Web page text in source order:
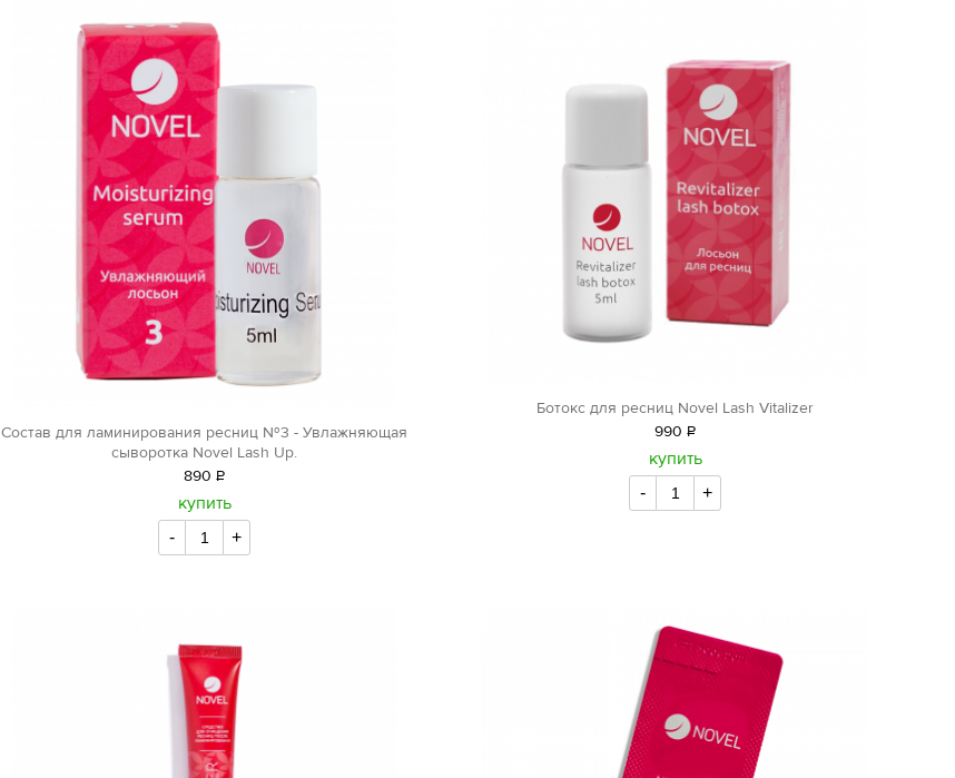
Состав для ламинирования ресниц №3 - Увлажняющая
сыворотка Novel Lash Up.
890 Р
уб.
купить
- +
Ботокс для ресниц Novel Lash Vitalizer
990 Р
уб.
купить
- +